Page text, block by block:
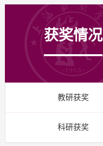
获奖情况
教研获奖
科研获奖